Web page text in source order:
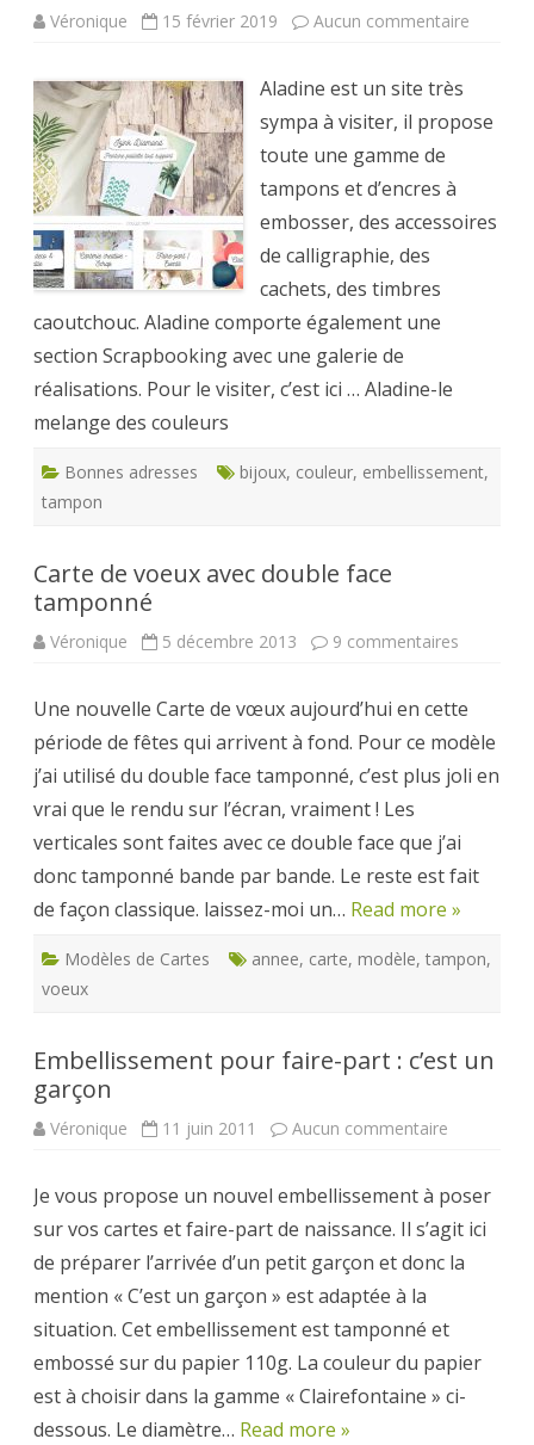
Véronique 15 février 2019 Aucun commentaire
couleurs
loisirs
Aladine est un site très
sympa à visiter, il propose
toute une gamme de
tampons et d’encres à
embosser, des accessoires
de calligraphie, des
cachets, des timbres
caoutchouc. Aladine comporte également une
section Scrapbooking avec une galerie de
réalisations. Pour le visiter, c’est ici … Aladine-le
melange des couleurs
Bonnes adresses bijoux, couleur, embellissement,
tampon
Carte de voeux avec double face
tamponné
Véronique 5 décembre 2013 9 commentaires
avec
face
Une nouvelle Carte de vœux aujourd’hui en cette
période de fêtes qui arrivent à fond. Pour ce modèle
j’ai utilisé du double face tamponné, c’est plus joli en
vrai que le rendu sur l’écran, vraiment ! Les
verticales sont faites avec ce double face que j’ai
donc tamponné bande par bande. Le reste est fait
de façon classique. laissez-moi un… Read more »
Modèles de Cartes annee, carte, modèle, tampon,
voeux
Embellissement pour faire-part : c’est un
garçon
Véronique 11 juin 2011 Aucun commentaire
part
un
garçon
Je vous propose un nouvel embellissement à poser
sur vos cartes et faire-part de naissance. Il s’agit ici
de préparer l’arrivée d’un petit garçon et donc la
mention « C’est un garçon » est adaptée à la
situation. Cet embellissement est tamponné et
embossé sur du papier 110g. La couleur du papier
est à choisir dans la gamme « Clairefontaine » ci-
dessous. Le diamètre… Read more »